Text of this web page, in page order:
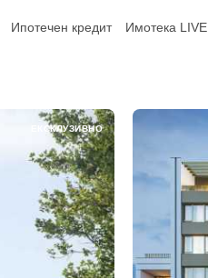
Ипотечен кредит Имотека LIVE
ЕКСКЛУЗИВНО